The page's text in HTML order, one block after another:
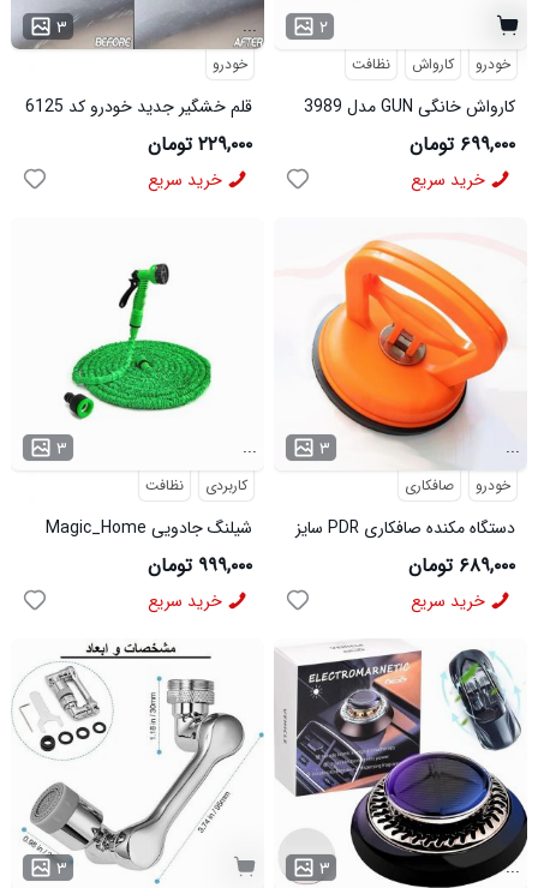
۳ ...
خودرو
قلم خشگیر جدید خودرو کد 6125
۲۲۹,۰۰۰ تومان
خرید سریع
۲
خودرو کارواش نظافت
کارواش خانگی GUN مدل 3989
۶۹۹,۰۰۰ تومان
خرید سریع
۳ ...
کاربردی نظافت
شیلنگ جادویی Magic_Home
مدل 3964
۹۹۹,۰۰۰ تومان
خرید سریع
۳ ...
خودرو صافکاری
دستگاه مکنده صافکاری PDR سایز
بزرگ مدل 3774
۶۸۹,۰۰۰ تومان
خرید سریع
۳ ۳ ...